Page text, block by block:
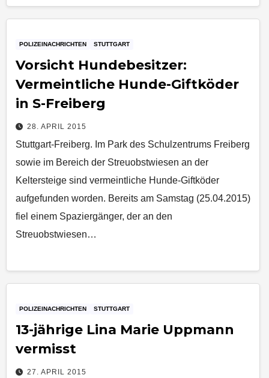
POLIZEINACHRICHTEN STUTTGART
Vorsicht Hundebesitzer:
Vermeintliche Hunde-Giftköder
in S-Freiberg
28. APRIL 2015
Stuttgart-Freiberg. Im Park des Schulzentrums Freiberg
sowie im Bereich der Streuobstwiesen an der
Keltersteige sind vermeintliche Hunde-Giftköder
aufgefunden worden. Bereits am Samstag (25.04.2015)
fiel einem Spaziergänger, der an den
Streuobstwiesen…
POLIZEINACHRICHTEN STUTTGART
13-jährige Lina Marie Uppmann
vermisst
27. APRIL 2015